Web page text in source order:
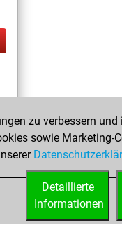
zu verbessern
sowie Marketing-
Detaillierte
Informationen